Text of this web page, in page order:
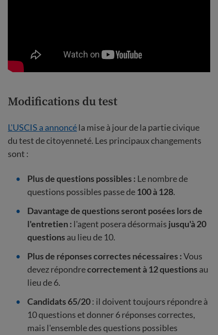
Modifications du test
L'USCIS a annoncéla mise à jour de la partie civique
du test de citoyenneté. Les principaux changements
sont :
Plus de questions possibles : Le nombre de
questions possibles passe de100 à 128.
Davantage de questions seront posées lors de
l'entretien : l'agent posera désormais jusqu'à 20
questions au lieu de 10.
Plus de réponses correctes nécessaires :Vous
devez répondrecorrectement à 12 questions au
lieu de 6.
Candidats 65/20: il doivent toujours répondre à
10 questions et donner 6 réponses correctes,
mais l'ensemble des questions possibles